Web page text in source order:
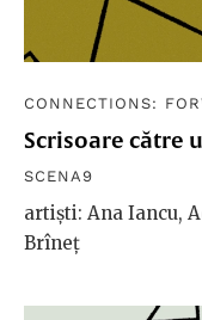
CONNECTIONS:
Scrisoare către
SCENA9
artiști: Ana Iancu,
Brîneț